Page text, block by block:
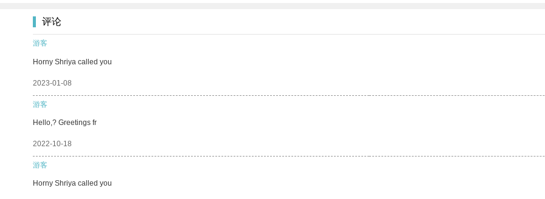
评论
游客
Horny Shriya called you
2023-01-08
游客
Hello,? Greetings fr
2022-10-18
游客
Horny Shriya called you